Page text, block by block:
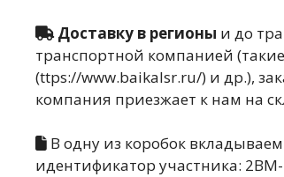
Доставку в регионы и до
транспортной компанией
(ttps://www.baikalsr.ru/) и др.),
компания приезжает к нам на
В одну из коробок вкладываем
идентификатор участника: